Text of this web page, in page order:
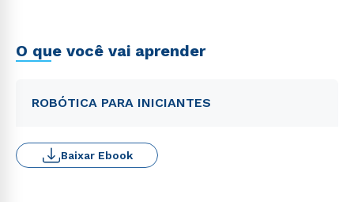
O que você vai aprender
ROBÓTICA PARA INICIANTES
Baixar Ebook